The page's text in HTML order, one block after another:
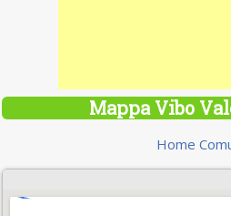
Mappa Vibo
Home